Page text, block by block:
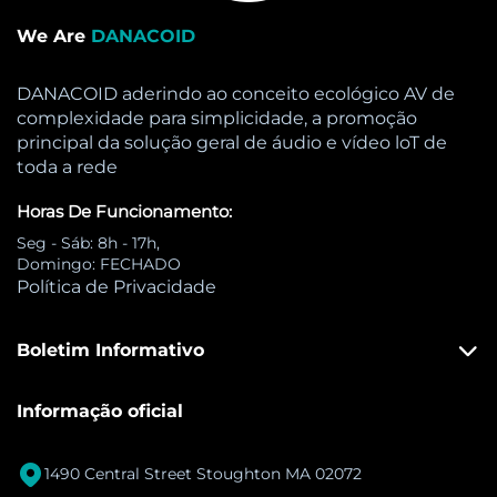
We Are DANACOID
DANACOID aderindo ao conceito ecológico AV de
complexidade para simplicidade, a promoção
principal da solução geral de áudio e vídeo loT de
toda a rede
Horas De Funcionamento:
Seg - Sáb: 8h - 17h,
Domingo: FECHADO
Política de Privacidade
Boletim Informativo
Informação oficial
1490 Central Street Stoughton MA 02072